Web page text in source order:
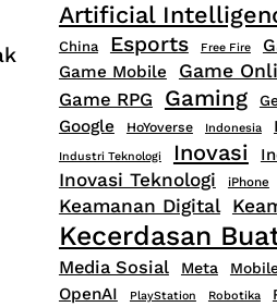
Artificial
China Esports Free Fire
Game Mobile Game
Game RPG Gaming
Google HoYoverse Indonesia
Industri Teknologi Inovasi
Inovasi Teknologi iPhone
Keamanan Digital
Kecerdasan
Media Sosial Meta
OpenAI PlayStation Robotika